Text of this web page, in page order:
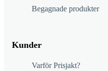
Begagnade produkter
Kunder
Varför Prisjakt?